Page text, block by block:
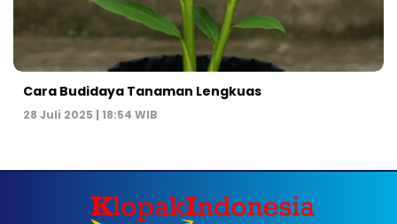
Cara Budidaya Tanaman Lengkuas
28 Juli 2025 | 18:54 WIB